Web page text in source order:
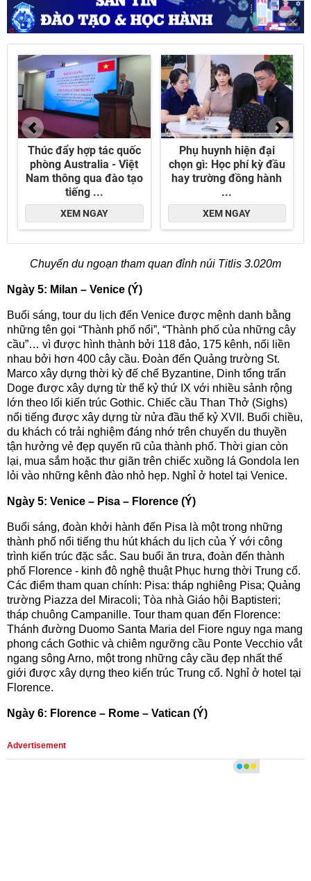
Chuyến du ngoạn tham quan đỉnh núi Titlis 3.020m
Ngày 5: Milan – Venice (Ý)
Buổi sáng, tour du lịch đến Venice được mệnh danh bằng
những tên gọi “Thành phố nổi”, “Thành phố của những cây
cầu”… vì được hình thành bởi 118 đảo, 175 kênh, nối liền
nhau bởi hơn 400 cây cầu. Đoàn đến Quảng trường St.
Marco xây dựng thời kỳ đế chế Byzantine, Dinh tổng trấn
Doge được xây dựng từ thế kỷ thứ IX với nhiều sảnh rộng
lớn theo lối kiến trúc Gothic. Chiếc cầu Than Thở (Sighs)
nổi tiếng được xây dựng từ nửa đầu thế kỷ XVII. Buổi chiều,
du khách có trải nghiệm đáng nhớ trên chuyến du thuyền
tận hưởng vẻ đẹp quyến rũ của thành phố. Thời gian còn
lại, mua sắm hoặc thư giãn trên chiếc xuồng lá Gondola len
lỏi vào những kênh đào nhỏ hẹp. Nghỉ ở hotel tại Venice.
Ngày 5: Venice – Pisa – Florence (Ý)
Buổi sáng, đoàn khởi hành đến Pisa là một trong những
thành phố nổi tiếng thu hút khách du lịch của Ý với công
trình kiến trúc đặc sắc. Sau buổi ăn trưa, đoàn đến thành
phố Florence - kinh đô nghệ thuật Phục hưng thời Trung cổ.
Các điểm tham quan chính: Pisa: tháp nghiêng Pisa; Quảng
trường Piazza del Miracoli; Tòa nhà Giáo hội Baptisteri;
tháp chuông Campanille. Tour tham quan đến Florence:
Thánh đường Duomo Santa Maria del Fiore nguy nga mang
phong cách Gothic và chiêm ngưỡng cầu Ponte Vecchio vắt
ngang sông Arno, một trong những cây cầu đẹp nhất thế
giới được xây dựng theo kiến trúc Trung cổ. Nghỉ ở hotel tại
Florence.
Ngày 6: Florence – Rome – Vatican (Ý)
Advertisement